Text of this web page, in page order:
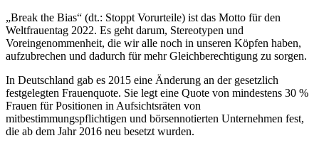
„Break the Bias“ (dt.: Stoppt Vorurteile) ist das Motto für den
Weltfrauentag 2022. Es geht darum, Stereotypen und
Voreingenommenheit, die wir alle noch in unseren Köpfen haben,
aufzubrechen und dadurch für mehr Gleichberechtigung zu sorgen.
In Deutschland gab es 2015 eine Änderung an der gesetzlich
festgelegten Frauenquote. Sie legt eine Quote von mindestens 30 %
Frauen für Positionen in Aufsichtsräten von
mitbestimmungspflichtigen und börsennotierten Unternehmen fest,
die ab dem Jahr 2016 neu besetzt wurden.